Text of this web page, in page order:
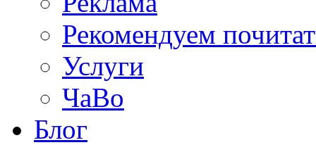
Рекомендуем
Услуги
ЧаВо
Блог